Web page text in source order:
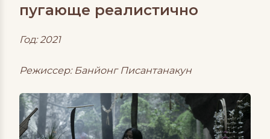
пугающе реалистично
Год: 2021
Режиссер: Банйонг Писантанакун